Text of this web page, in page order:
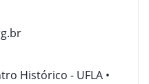
Histórico - UFLA •